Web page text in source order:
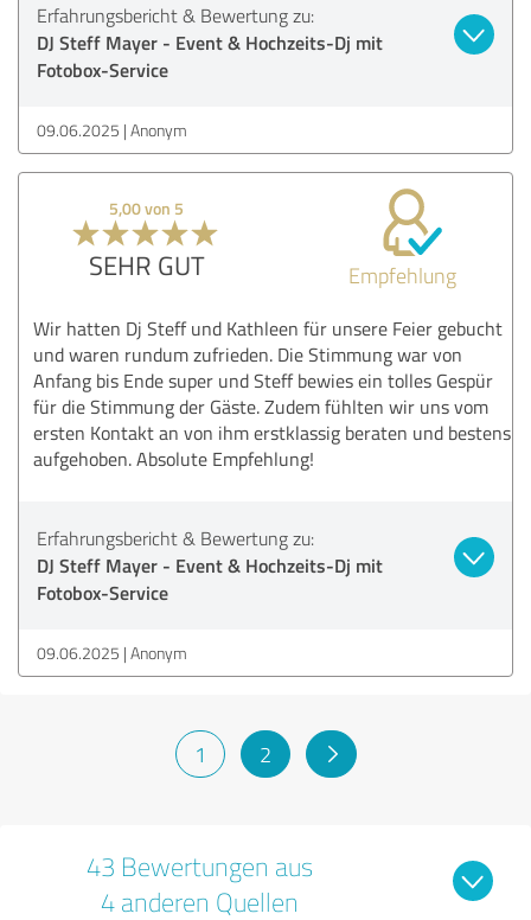
Erfahrungsbericht & Bewertung zu:
DJ Steff Mayer - Event & Hochzeits-Dj mit
Fotobox-Service
09.06.2025 Anonym
5,00 von 5
SEHR GUT Empfehlung
Wir hatten Dj Steff und Kathleen für unsere Feier gebucht
und waren rundum zufrieden. Die Stimmung war von
Anfang bis Ende super und Steff bewies ein tolles Gespür
für die Stimmung der Gäste. Zudem fühlten wir uns vom
ersten Kontakt an von ihm erstklassig beraten und bestens
aufgehoben. Absolute Empfehlung!
Erfahrungsbericht & Bewertung zu:
DJ Steff Mayer - Event & Hochzeits-Dj mit
Fotobox-Service
09.06.2025 Anonym
1 2
43 Bewertungen aus
4 anderen Quellen